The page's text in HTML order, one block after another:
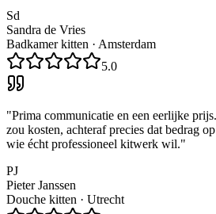
Sd
Sandra de Vries
Badkamer kitten · Amsterdam
5.0
"Prima communicatie en een eerlijke
zou kosten, achteraf precies dat bedrag
wie écht professioneel kitwerk wil."
PJ
Pieter Janssen
Douche kitten · Utrecht